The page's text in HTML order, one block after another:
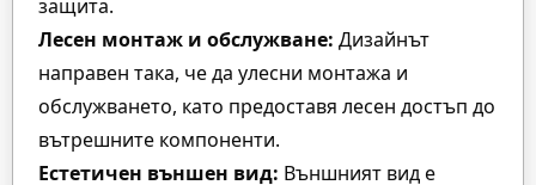
защита.
Лесен монтаж и обслужване: Дизайнът
направен така, че да улесни монтажа и
обслужването, като предоставя лесен достъп до
вътрешните компоненти.
Естетичен външен вид: Външният вид е